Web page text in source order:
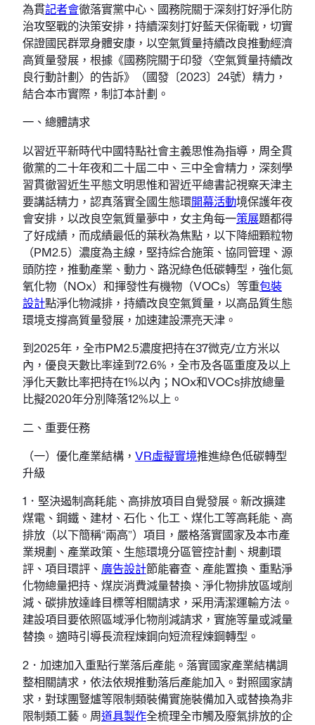
為貫記者會徹落實黨中心、國務院關于深刻打好淨化防
治攻堅戰的決策安排，持續深刻打好藍天保衛戰，切實
保證國民群眾身體安康，以空氣質量持續改良推動經濟
高質量發展，根據《國務院關于印發〈空氣質量持續改
良行動計劃〉的告訴》（國發〔2023〕24號）精力，
結合本市實際，制訂本計劃。
一、總體請求
以習近平新時代中國特點社會主義思惟為指導，周全貫
徹黨的二十年夜和二十屆二中、三中全會精力，深刻學
習貫徹習近生平態文明思惟和習近平總書記視察天津主
要講話精力，認真落實全國生態環開幕活動境保護年夜
會安排，以改良空氣質量夢中，女主角每一策展題都得
了好成績，而成績最低的葉秋為焦點，以下降細顆粒物
（PM2.5）濃度為主線，堅持綜合施策、協同管理、源
頭防控，推動產業、動力、路況綠色低碳轉型，強化氮
氧化物（NOx）和揮發性有機物（VOCs）等重包裝
設計點淨化物減排，持續改良空氣質量，以高品質生態
環境支撐高質量發展，加速建設漂亮天津。
到2025年，全市PM2.5濃度把持在37微克/立方米以
內，優良天數比率達到72.6%，全市及各區重度及以上
淨化天數比率把持在1%以內；NOx和VOCs排放總量
比擬2020年分別降落12%以上。
二、重要任務
（一）優化產業結構， VR虛擬實境推進綠色低碳轉型
升級
1．堅決遏制高耗能、高排放項目自覺發展。新改擴建
煤電、鋼鐵、建材、石化、化工、煤化工等高耗能、高
排放（以下簡稱“兩高”）項目，嚴格落實國家及本市產
業規劃、產業政策、生態環境分區管控計劃、規劃環
評、項目環評、 廣告設計節能審查、產能置換、重點淨
化物總量把持、煤炭消費減量替換、淨化物排放區域削
減、碳排放達峰目標等相關請求，采用清潔運輸方法。
建設項目要依照區域淨化物削減請求，實施等量或減量
替換。適時引導長流程煉鋼向短流程煉鋼轉型。
2．加速加入重點行業落后產能。落實國家產業結構調
整相關請求，依法依規推動落后產能加入。對照國家請
求，對球團豎爐等限制類裝備實施裝備加入或替換為非
限制類工藝。周道具製作全梳理全市觸及廢氣排放的企